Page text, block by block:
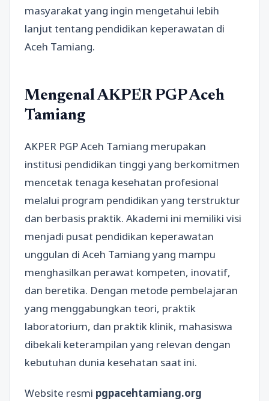
masyarakat yang ingin mengetahui lebih
lanjut tentang pendidikan keperawatan di
Aceh Tamiang.
Mengenal AKPER PGP Aceh
Tamiang
AKPER PGP Aceh Tamiang merupakan
institusi pendidikan tinggi yang berkomitmen
mencetak tenaga kesehatan profesional
melalui program pendidikan yang terstruktur
dan berbasis praktik. Akademi ini memiliki visi
menjadi pusat pendidikan keperawatan
unggulan di Aceh Tamiang yang mampu
menghasilkan perawat kompeten, inovatif,
dan beretika. Dengan metode pembelajaran
yang menggabungkan teori, praktik
laboratorium, dan praktik klinik, mahasiswa
dibekali keterampilan yang relevan dengan
kebutuhan dunia kesehatan saat ini.
Website resmi pgpacehtamiang.org